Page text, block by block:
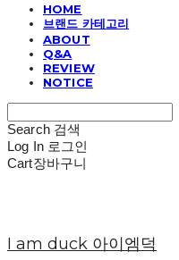
HOME
브랜드 카테고리
ABOUT
Q&A
REVIEW
NOTICE
Search 검색
Log In 로그인
Cart장바구니
I am duck 아이엠덕